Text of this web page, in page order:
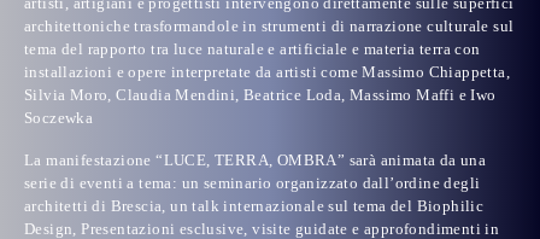
architettoniche trasformandole in strumenti di narrazione culturale sul
tema del rapporto tra luce naturale e artificiale e materia terra con
installazioni e opere interpretate da artisti comeMassimo Chiappetta,
Silvia Moro, Claudia Mendini, Beatrice Loda, Massimo Maffi eIwo
Soczewka
La manifestazione “LUCE, TERRA, OMBRA” sarà animata da una
serie di eventi a tema: un seminario organizzato dall’ordine degli
architetti di Brescia,un talk internazionale sul tema del Biophilic
Design, Presentazioni esclusive,visite guidate e approfondimenti in